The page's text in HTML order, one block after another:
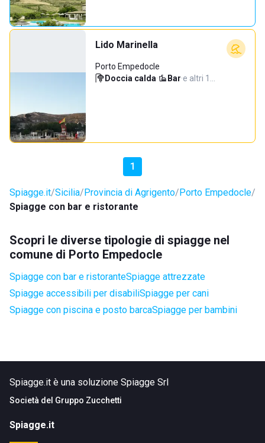
Lido Marinella
Porto Empedocle
Doccia calda· Bar·e altri 1…
1
Spiagge.it Sicilia Provincia di Agrigento Porto Empedocle
Spiagge con bar e ristorante
Scopri le diverse tipologie di spiagge nel
comune di Porto Empedocle
Spiagge con bar e ristoranteSpiagge attrezzate
Spiagge accessibili per disabiliSpiagge per cani
Spiagge con piscina e posto barcaSpiagge per bambini
Spiagge.it è una soluzione Spiagge Srl
Società del Gruppo Zucchetti
Spiagge.it